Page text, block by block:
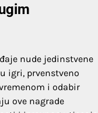
nude jedinstvene
igri, prvenstveno
i odabir
ove nagrade